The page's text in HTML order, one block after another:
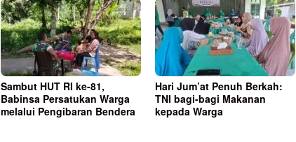
Sambut HUT RI ke-81,
Babinsa Persatukan Warga
melalui Pengibaran Bendera
Hari Jum’at Penuh Berkah:
TNI bagi-bagi Makanan
kepada Warga